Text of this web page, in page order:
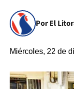
Por El
Miércoles, 22 de